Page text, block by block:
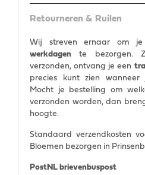
Retourneren & Ruilen
Wij streven ernaar om je
werkdagen te bezorgen.
verzonden, ontvang je een
precies kunt zien wanneer
Mocht je bestelling om
verzonden worden, dan
hoogte.
Standaard verzendkosten
Bloemen bezorgen in
PostNL brievenbuspost